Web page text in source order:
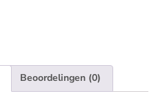
Beoordelingen (0)